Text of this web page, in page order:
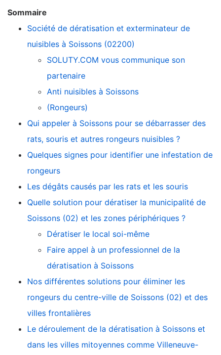
Sommaire
Société de dératisation et exterminateur de
nuisibles à Soissons (02200)
SOLUTY.COM vous communique son
partenaire
Anti nuisibles à Soissons
(Rongeurs)
Qui appeler à Soissons pour se débarrasser des
rats, souris et autres rongeurs nuisibles ?
Quelques signes pour identifier une infestation de
rongeurs
Les dégâts causés par les rats et les souris
Quelle solution pour dératiser la municipalité de
Soissons (02) et les zones périphériques ?
Dératiser le local soi-même
Faire appel à un professionnel de la
dératisation à Soissons
Nos différentes solutions pour éliminer les
rongeurs du centre-ville de Soissons (02) et des
villes frontalières
Le déroulement de la dératisation à Soissons et
dans les villes mitoyennes comme Villeneuve-